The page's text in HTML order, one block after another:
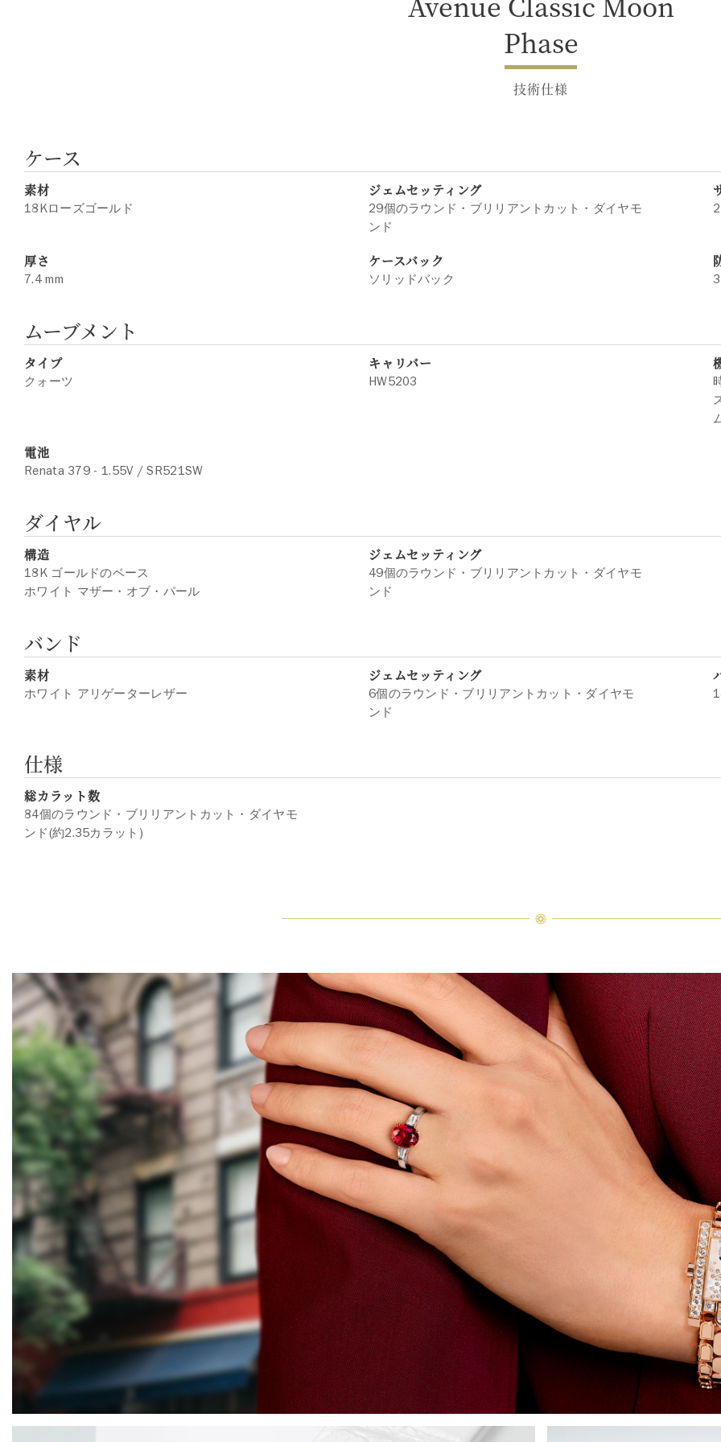
Phase
技術仕様
ケース
素材
18Kローズゴールド
ジェムセッティング
29個のラウンド・ブリリアントカット・ダイヤモ
ンド
厚さ
7.4 mm
ケースバック
ソリッドバック 3
ムーブメント
タイプ
クォーツ
キャリバー
HW5203
電池
Renata 379 - 1.55V / SR521SW
ダイヤル
構造
18K ゴールドのベース
ホワイト マザー・オブ・パール
ジェムセッティング
49個のラウンド・ブリリアントカット・ダイヤモ
ンド
バンド
素材
ホワイト アリゲーターレザー
ジェムセッティング
6個のラウンド・ブリリアントカット・ダイヤモ
ンド
仕様
総カラット数
84個のラウンド・ブリリアントカット・ダイヤモ
ンド(約2.35カラット)